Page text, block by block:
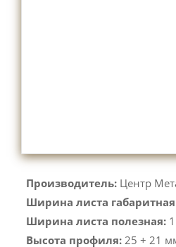
Производитель: Центр
Ширина листа
Ширина листа полезная:
Высота профиля: 25 + 21